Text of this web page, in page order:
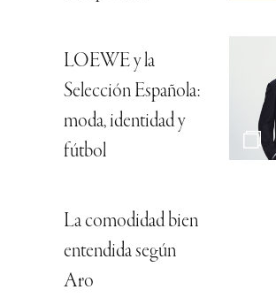
LOEWE y la
Selección Española:
moda, identidad y
fútbol
La comodidad bien
entendida según
Aro